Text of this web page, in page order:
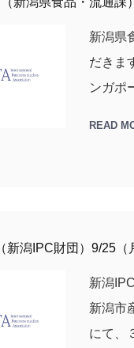
新潟県
だきま
ンガポ
READ
（新潟IPC財団）9/25
新潟
新潟市
にて、